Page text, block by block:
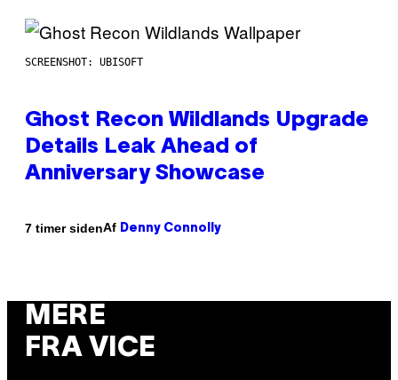
SCREENSHOT: UBISOFT
Ghost Recon Wildlands Upgrade
Details Leak Ahead of
Anniversary Showcase
7 timer sidenAf Denny Connolly
MERE
FRA VICE